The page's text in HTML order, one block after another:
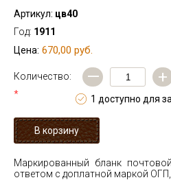
Артикул: цв40
Год: 1911
Цена: 670,00 руб.
Количество:
*
— +
1 доступно для
Маркированный бланк
ответом с доплатной маркой